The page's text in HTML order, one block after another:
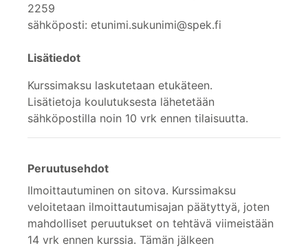
2259
sähköposti: etunimi.sukunimi@spek.fi
Lisätiedot
Kurssimaksu laskutetaan etukäteen.
Lisätietoja koulutuksesta lähetetään
sähköpostilla noin 10 vrk ennen tilaisuutta.
Peruutusehdot
Ilmoittautuminen on sitova. Kurssimaksu
veloitetaan ilmoittautumisajan päätyttyä, joten
mahdolliset peruutukset on tehtävä viimeistään
14 vrk ennen kurssia. Tämän jälkeen